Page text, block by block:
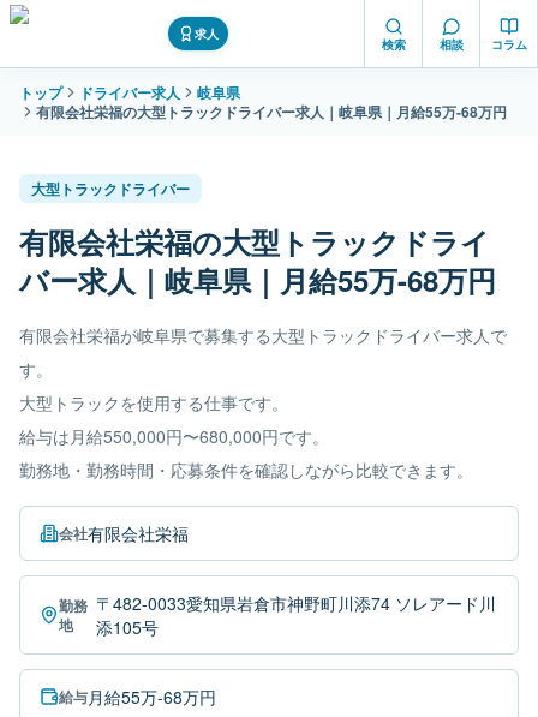
求人
検索 相談 コラム
トップ ドライバー求人
岐阜県
有限会社栄福の大型トラックドライバー求人｜岐阜県｜月給55万-68万円
大型トラックドライバー
有限会社栄福の大型トラックドライ
バー求人｜岐阜県｜月給55万-68万円
有限会社栄福が岐阜県で募集する大型トラックドライバー求人で
す。
大型トラックを使用する仕事です。
給与は月給550,000円〜680,000円です。
勤務地・勤務時間・応募条件を確認しながら比較できます。
会社有限会社栄福
勤務
地
〒482-0033愛知県岩倉市神野町川添74 ソレアード川
添105号
給与月給55万-68万円